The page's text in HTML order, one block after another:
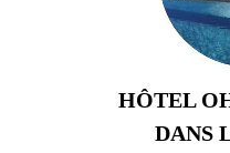
HÔTEL
DANS